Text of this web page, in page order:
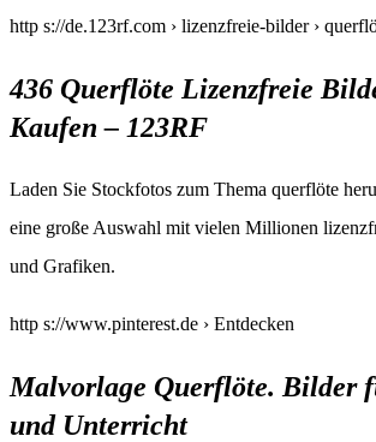
http s://de.123rf.com › lizenzfreie-bilder ›
436 Querflöte Lizenzfreie
Kaufen – 123RF
Laden Sie Stockfotos zum Thema querflöte
eine große Auswahl mit vielen Millionen
und Grafiken.
http s://www.pinterest.de › Entdecken
Malvorlage Querflöte. Bilder
und Unterricht